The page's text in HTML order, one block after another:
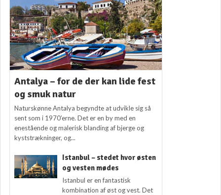
Antalya – for de der kan lide fest
og smuk natur
Naturskønne Antalya begyndte at udvikle sig så
sent som i 1970’erne. Det er en by med en
enestående og malerisk blanding af bjerge og
kyststrækninger, og...
Istanbul – stedet hvor østen
og vesten mødes
Istanbul er en fantastisk
kombination af øst og vest. Det